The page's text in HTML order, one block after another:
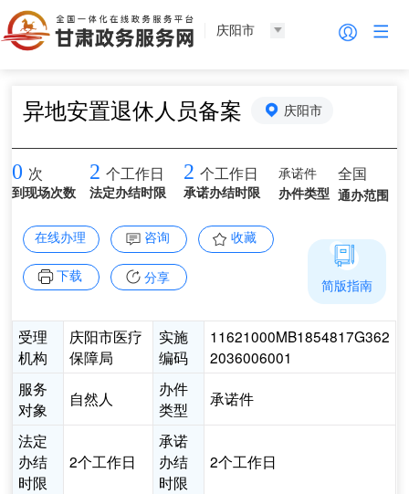
庆阳市
异地安置退休人员备案 庆阳市
0 次
到现场次数
2 个工作日
法定办结时限
2 个工作日
承诺办结时限
承诺件
办件类型
全国
通办范围
在线办理 咨询 收藏
下载 分享
受理
机构
庆阳市医疗
保障局
实施
编码
11621000MB1854817G362
2036006001
服务
对象
自然人
办件
类型
承诺件
法定
办结
时限
2个工作日
承诺
办结
时限
2个工作日
简版指南